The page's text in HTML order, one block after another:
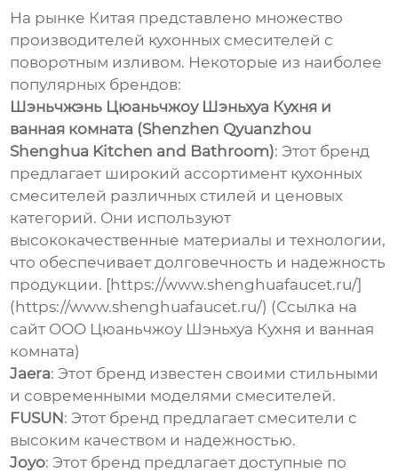
На рынке Китая представлено множество
производителей кухонных смесителей с
поворотным изливом. Некоторые из наиболее
популярных брендов:
Шэньчжэнь Цюаньчжоу Шэньхуа Кухня и
ванная комната (Shenzhen Qyuanzhou
Shenghua Kitchen and Bathroom): Этот бренд
предлагает широкий ассортимент кухонных
смесителей различных стилей и ценовых
категорий. Они используют
высококачественные материалы и технологии,
что обеспечивает долговечность и надежность
продукции. [https://www.shenghuafaucet.ru/]
(https://www.shenghuafaucet.ru/) (Ссылка на
сайт ООО Цюаньчжоу Шэньхуа Кухня и ванная
комната)
Jaera: Этот бренд известен своими стильными
и современными моделями смесителей.
FUSUN: Этот бренд предлагает смесители с
высоким качеством и надежностью.
Joyo: Этот бренд предлагает доступные по